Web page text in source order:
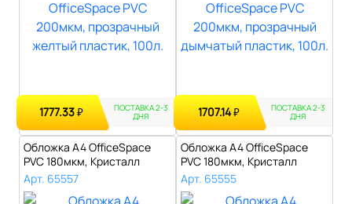
1777.33₽ ПОСТАВКА 2-3
ДНЯ 1707.14₽ ПОСТАВКА 2-3
ДНЯ
Обложка А4 OfficeSpace
PVC 180мкм, Кристалл
прозрачный ..
Арт. 65557
Обложка А4 OfficeSpace
PVC 180мкм, Кристалл
прозрачный ..
Арт. 65555